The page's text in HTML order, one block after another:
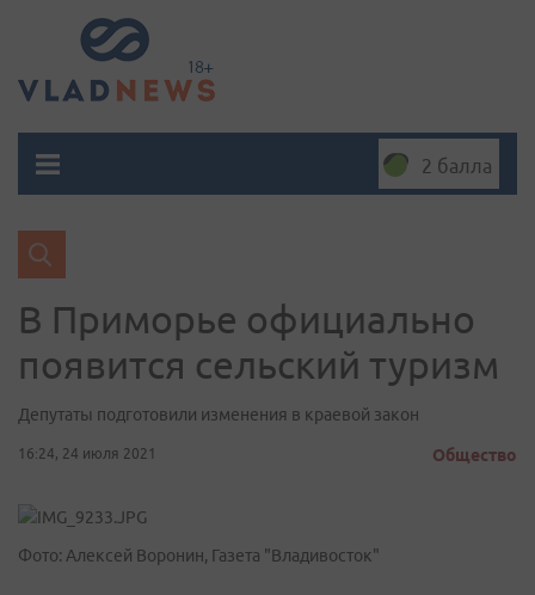
2 балла
В Приморье официально
появится сельский туризм
Депутаты подготовили изменения в краевой закон
16:24, 24 июля 2021 Общество
Фото: Алексей Воронин, Газета "Владивосток"